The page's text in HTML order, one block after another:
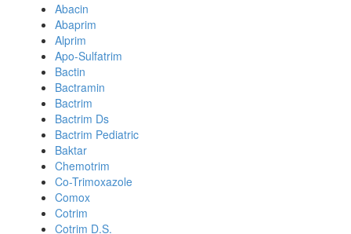
Abacin
Abaprim
Alprim
Apo-Sulfatrim
Bactin
Bactramin
Bactrim
Bactrim Ds
Bactrim Pediatric
Baktar
Chemotrim
Co-Trimoxazole
Comox
Cotrim
Cotrim D.S.